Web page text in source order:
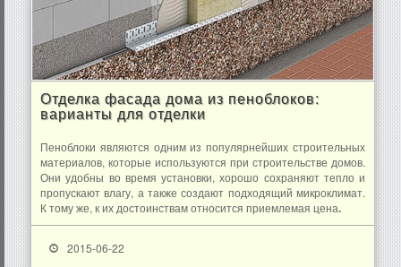
Отделка фасада дома из пеноблоков:
варианты для отделки
Пеноблоки являются одним из популярнейших строительных
материалов, которые используются при строительстве домов.
Они удобны во время установки, хорошо сохраняют тепло и
пропускают влагу, а также создают подходящий микроклимат.
К тому же, к их достоинствам относится приемлемая цена.
2015-06-22